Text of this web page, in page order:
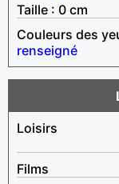
Taille : 0 cm
Couleurs des
renseigné
Loisirs
Films